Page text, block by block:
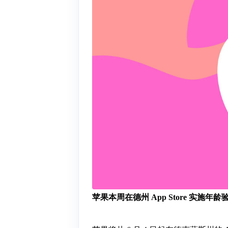
苹果本周在德州 App Store 实施年龄